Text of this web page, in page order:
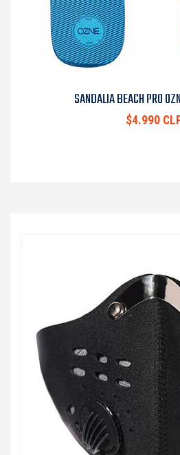
SANDALIA BEACH PRO
$4.990